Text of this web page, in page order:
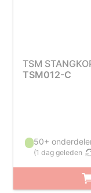
TSM
TSM012-C
50+
(1 dag geleden